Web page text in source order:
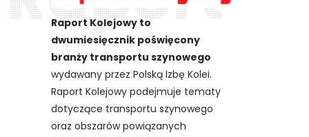
Raport Kolejowy to
dwumiesięcznik poświęcony
branży transportu szynowego
wydawany przez Polską Izbę Kolei.
Raport Kolejowy podejmuje tematy
dotyczące transportu szynowego
oraz obszarów powiązanych